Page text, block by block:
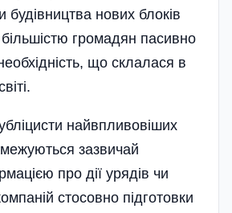
будівництва нових блоків
громадян пасивно
що склалася в
най­впли­вовіших
зазвичай
про дії урядів чи
стосовно підготовки